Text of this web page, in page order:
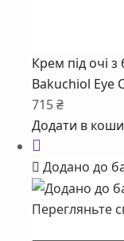
Крем під очі
Bakuchiol Eye
715₴
Додати в
Додано до
Перегляньте